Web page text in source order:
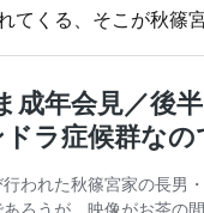
てくる、そこが秋篠